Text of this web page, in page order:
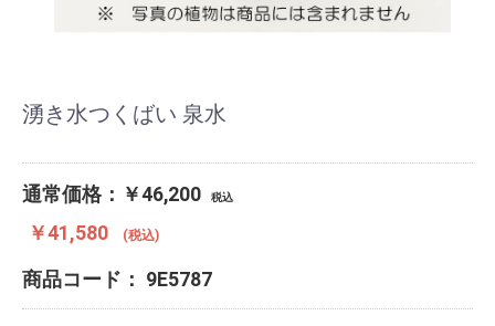
湧き水つくばい 泉水
通常価格：￥46,200 税込
￥41,580 (税込)
商品コード： 9E5787